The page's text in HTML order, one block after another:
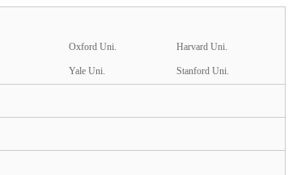
Oxford Uni. Harvard Uni.
Yale Uni. Stanford Uni.